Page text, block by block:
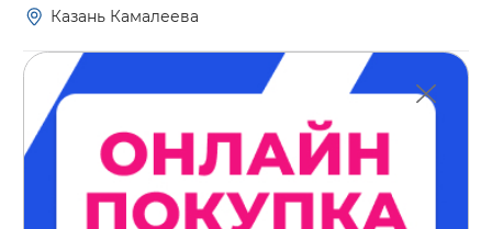
Казань Камалеева